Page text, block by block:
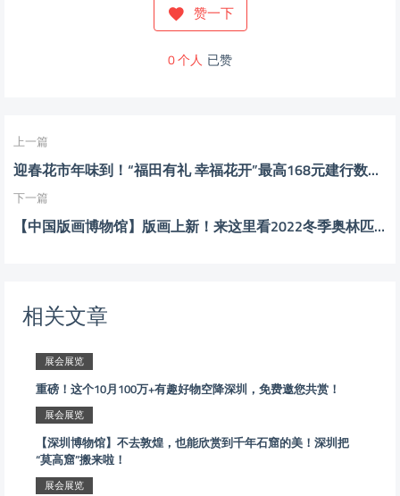
赞一下
0个人 已赞
上一篇
迎春花市年味到！“福田有礼 幸福花开”最高168元建行数字人民币红包邀您来领！
下一篇
【中国版画博物馆】版画上新！来这里看2022冬季奥林匹克运动会主题国际版画
相关文章
展会展览
重磅！这个10月100万+有趣好物空降深圳，免费邀您共赏！
展会展览
【深圳博物馆】不去敦煌，也能欣赏到千年石窟的美！深圳把
“莫高窟”搬来啦！
展会展览